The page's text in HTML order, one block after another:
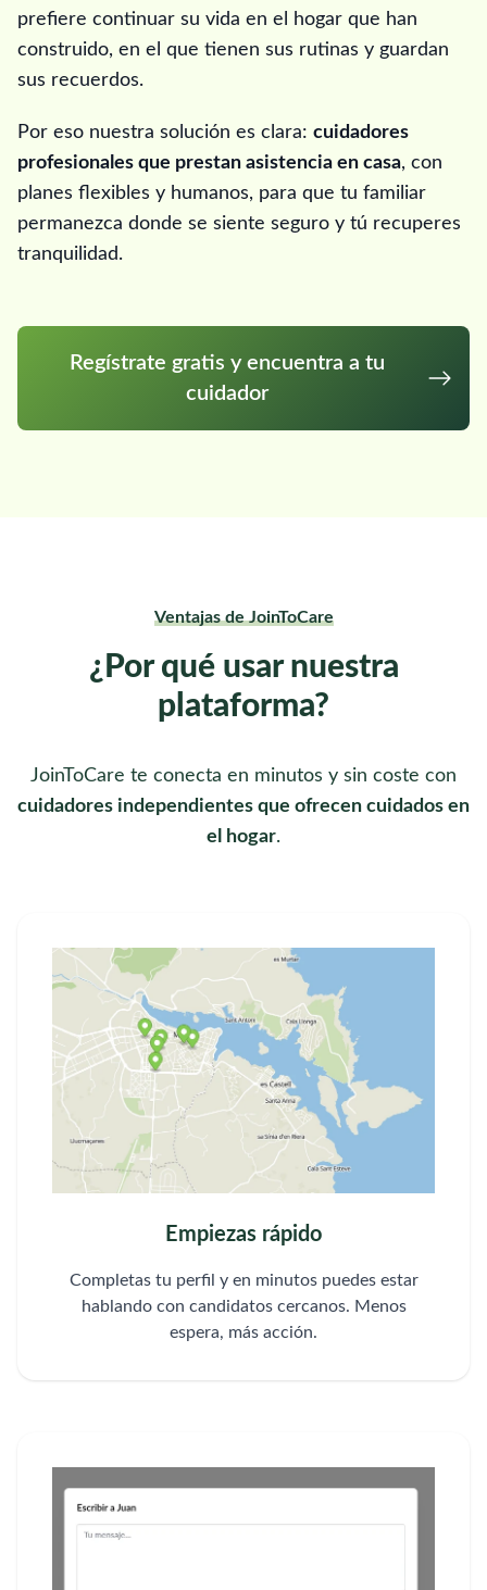
prefiere continuar su vida en el hogar que han
construido, en el que tienen sus rutinas y guardan
sus recuerdos.
Por eso nuestra solución es clara: cuidadores
profesionales que prestan asistencia en casa, con
planes flexibles y humanos, para que tu familiar
permanezca donde se siente seguro y tú recuperes
tranquilidad.
Regístrate gratis y encuentra a tu
cuidador
Ventajas de JoinToCare
¿Por qué usar nuestra
plataforma?
JoinToCare te conecta en minutos y sin coste con
cuidadores independientes que ofrecen cuidados en
el hogar.
Empiezas rápido
Completas tu perfil y en minutos puedes estar
hablando con candidatos cercanos. Menos
espera, más acción.